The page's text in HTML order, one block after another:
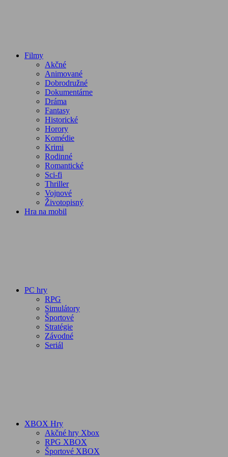
Filmy
Akčné
Animované
Dobrodružné
Dokumentárne
Dráma
Fantasy
Historické
Horory
Komédie
Krimi
Rodinné
Romantické
Sci-fi
Thriller
Vojnové
Životopisný
Hra na mobil
PC hry
RPG
Simulátory
Športové
Stratégie
Závodné
Seriál
XBOX Hry
Akčné hry Xbox
RPG XBOX
Športové XBOX